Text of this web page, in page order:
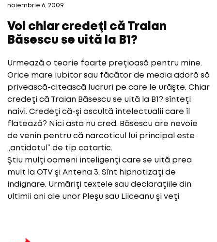
noiembrie 6, 2009
Voi chiar credeţi că Traian
Băsescu se uită la B1?
Urmează o teorie foarte preţioasă pentru mine.
Orice mare iubitor sau făcător de media adoră să
privească-citească lucruri pe care le urăşte. Chiar
credeţi că Traian Băsescu se uită la B1? sînteţi
naivi. Credeţi că-şi ascultă intelectualii care îl
flatează? Nici asta nu cred. Băsescu are nevoie
de venin pentru că narcoticul lui principal este
„antidotul” de tip catartic.
Ştiu mulţi oameni inteligenţi care se uită prea
mult la OTV şi Antena 3. Sînt hipnotizaţi de
indignare. Urmăriţi textele sau declaraţiile din
ultimii ani ale unor Pleşu sau Liiceanu şi veţi